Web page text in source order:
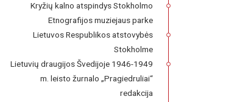
Kryžių kalno atspindys Stokholmo
Etnografijos muziejaus parke
Lietuvos Respublikos atstovybės
Stokholme
Lietuvių draugijos Švedijoje 1946-1949
m. leisto žurnalo „Pragiedruliai“
redakcija